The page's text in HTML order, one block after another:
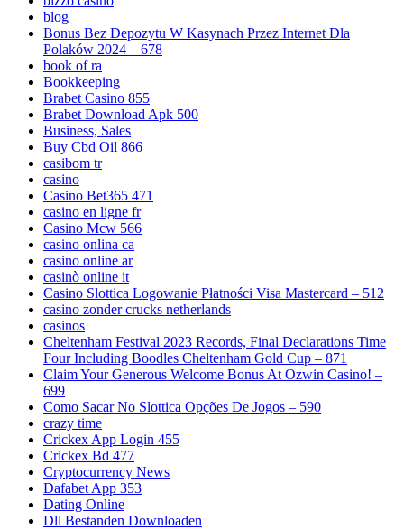
blog
Bonus Bez Depozytu W Kasynach Przez Internet Dla
Polaków 2024 – 678
book of ra
Bookkeeping
Brabet Casino 855
Brabet Download Apk 500
Business, Sales
Buy Cbd Oil 866
casibom tr
casino
Casino Bet365 471
casino en ligne fr
Casino Mcw 566
casino onlina ca
casino online ar
casinò online it
Casino Slottica Logowanie Płatności Visa Mastercard – 512
casino zonder crucks netherlands
casinos
Cheltenham Festival 2023 Records, Final Declarations Time
Four Including Boodles Cheltenham Gold Cup – 871
Claim Your Generous Welcome Bonus At Ozwin Casino! –
699
Como Sacar No Slottica Opções De Jogos – 590
crazy time
Crickex App Login 455
Crickex Bd 477
Cryptocurrency News
Dafabet App 353
Dating Online
Dll Bestanden Downloaden